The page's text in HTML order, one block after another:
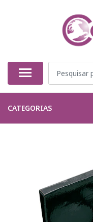
CATEGORIAS